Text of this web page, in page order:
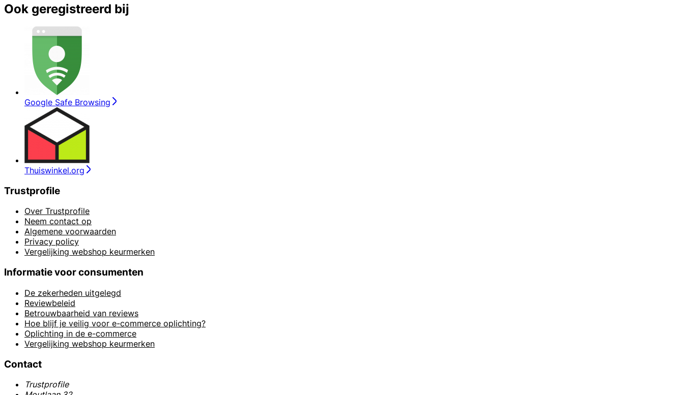
Ook geregistreerd bij
Google Safe Browsing
Thuiswinkel.org
Trustprofile
Over Trustprofile
Neem contact op
Algemene voorwaarden
Privacy policy
Vergelijking webshop keurmerken
Informatie voor consumenten
De zekerheden uitgelegd
Reviewbeleid
Betrouwbaarheid van reviews
Hoe blijf je veilig voor e-commerce oplichting?
Oplichting in de e-commerce
Vergelijking webshop keurmerken
Contact
Trustprofile